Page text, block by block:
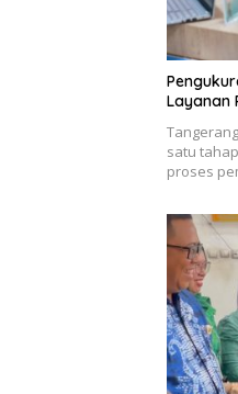
Layanan
satu
proses